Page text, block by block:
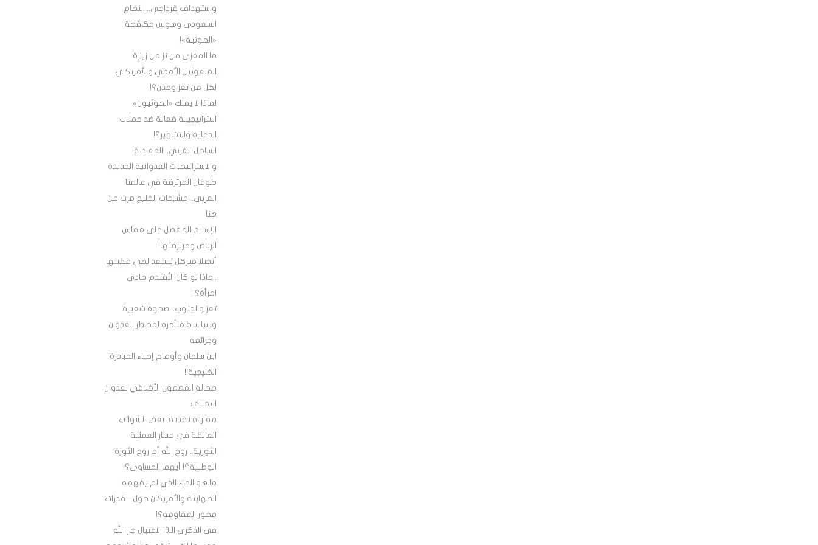
واستهداف قرداحي.. النظام
السعودي وهوس مكافحة
«الحوثية»!
ما المغزى من تزامن زيارة
المبعوثين الأممي والأمريكـي
لكل من تعز وعدن؟!
لماذا لا يملك «الحوثيون»
استراتيجيــة فعالة ضد حملات
الدعاية والتشهير؟!
الساحل الغربي.. المعادلة
والاستراتيجيات العدوانية الجديدة
طوفان المرتزقة في عالمنا
العربي.. مشيخات الخليج مرت من
هنا
الإسلام المفصل على مقاس
الرياض ومرتزقتها!
أنجيلا ميركل تستعد لطي حقبتها
..ماذا لو كان الأفندم هادي
امرأة؟!
تعز والجنوب.. صحوة شعبية
وسياسية متأخرة لمخاطر العدوان
وجرائمه
ابن سلمان وأوهام إحياء المبادرة
الخليجية!!
ضحالة المضمون الأخلاقي لعدوان
التحالف
مقاربة نقدية لبعض الشوائب
العالقة في مسار العملية
الثورية.. روح الله أم روح الثورة
الوطنية؟! أيهما المساوى؟!
ما هو الجزء الذي لم يفهمه
الصهاينة والأمريكان حول .. قدرات
محور المقاومة؟!
في الذكرى الـ19 لاغتيال جار الله